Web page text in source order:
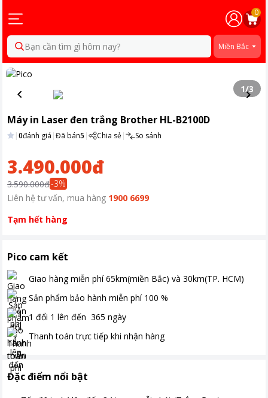
0
Bạn cần tìm gì hôm nay? Miền Bắc
1/3
Máy in Laser đen trắng Brother HL-B2100D
|0đánh giá |Đã bán5 | Chia sẻ| So sánh
3.490.000đ
3.590.000đ-3%
Liên hệ tư vấn, mua hàng 1900 6699
Tạm hết hàng
Pico cam kết
Giao hàng miễn phí 65km(miền Bắc) và 30km(TP. HCM)
Sản phẩm bảo hành miễn phí 100 %
1 đổi 1 lên đến 365 ngày
Thanh toán trực tiếp khi nhận hàng
Đặc điểm nổi bật